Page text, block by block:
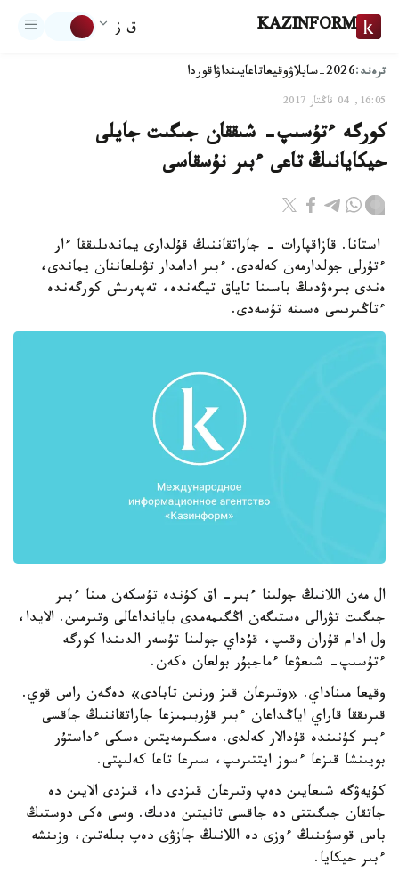
KAZINFORM ق ز
ترەند:2026-سايلاۋ وقيعاتاعايىنداۋاقوردا
16:05, 04 قاڭتار 2017
كورگە ءتۇسىپ- شىققان جىگىت جايلى
حيكايانىڭ تاعى ءبىر نۇسقاسى
استانا. قازاقپارات - جاراتقاننىڭ قۇلدارى يماندىلىققا ءار
ءتۇرلى جولدارمەن كەلەدى. ءبىر ادامدار تۋىلعاننان يماندى،
ەندى بىرەۋدىڭ باسىنا تاياق تيگەندە، تەپەرىش كورگەندە
ءتاڭىرىسى ەسىنە تۇسەدى.
ال مەن اللانىڭ جولىنا ءبىر- اق كۇندە تۇسكەن مىنا ءبىر
جىگىت تۋرالى ەستىگەن اڭگىمەمدى بايانداعالى وتىرمىن. الايدا،
ول ادام قۇران وقىپ، قۇداي جولىنا تۇسەر الدىندا كورگە
ءتۇسىپ- شىعۋعا ءماجبۇر بولعان ەكەن.
وقيعا مىناداي. «وتىرعان قىز ورنىن تابادى» دەگەن راس قوي.
قىرىققا قاراي اياڭداعان ءبىر قۇربىمىزعا جاراتقاننىڭ جاقسى
ءبىر كۇنىندە قۇدالار كەلدى. ەسكىرمەيتىن ەسكى ءداستۇر
بويىنشا قىزعا ءسوز ايتتىرىپ، سىرعا تاعا كەلىپتى.
كۇيەۋگە شىعايىن دەپ وتىرعان قىزدى دا، قىزدى الايىن دە
جاتقان جىگىتتى دە جاقسى تانيتىن ەدىك. وسى ەكى دوستىڭ
باس قوسۋىنىڭ ءوزى دە اللانىڭ جازۋى دەپ بىلەتىن، وزىنشە
ءبىر حيكايا.